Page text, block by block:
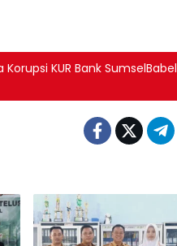
KUR Bank SumselBabel